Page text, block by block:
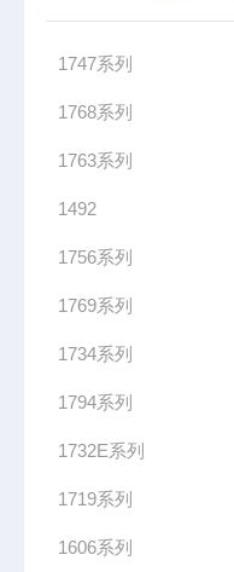
1747系列
1768系列
1763系列
1492
1756系列
1769系列
1734系列
1794系列
1732E系列
1719系列
1606系列